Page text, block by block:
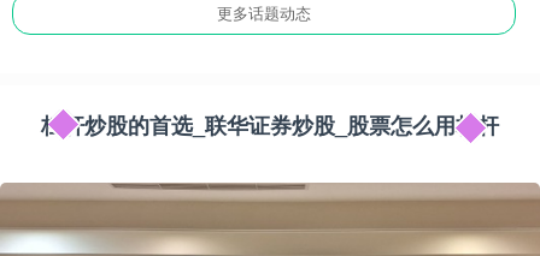
更多话题动态
杠杆炒股的首选_联华证券炒股_股票怎么用杠杆